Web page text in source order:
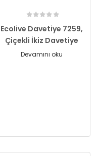
Ecolive Davetiye 7259,
Çiçekli İkiz Davetiye
Devamını oku